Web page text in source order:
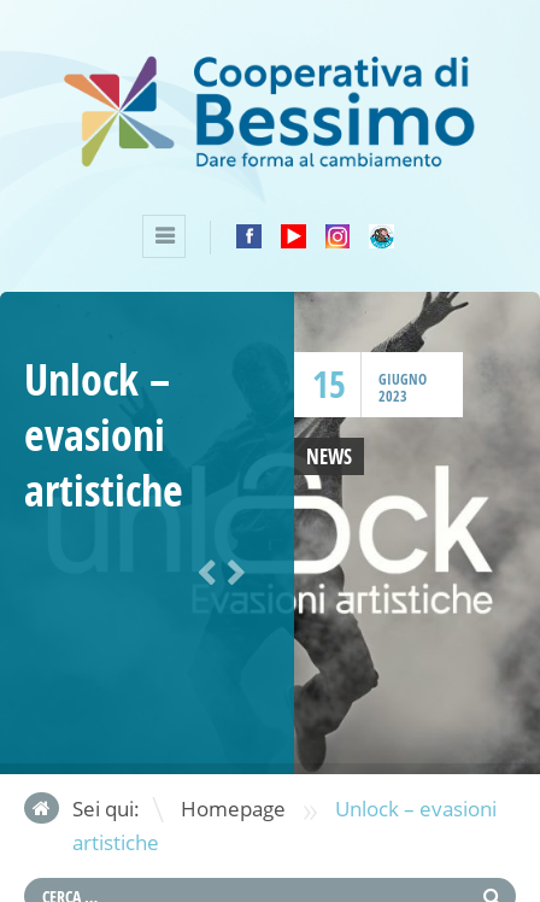
15
GIUGNO
2023
Unlock –
evasioni
artistiche
NEWS
Sei qui: Homepage »
Unlock – evasioni
artistiche